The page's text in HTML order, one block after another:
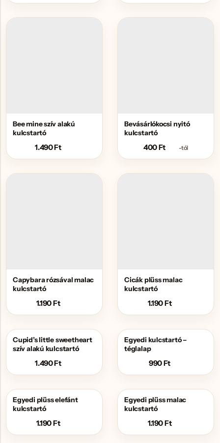
Bee mine szív alakú
kulcstartó
1.490Ft
Bevásárlókocsi nyitó
kulcstartó
400Ft -tól
Capybara rózsával malac
kulcstartó
1.190Ft
Cicák plüss malac
kulcstartó
1.190Ft
Cupid’s little sweetheart
szív alakú kulcstartó
1.490Ft
Egyedi kulcstartó –
téglalap
990Ft
Egyedi plüss elefánt
kulcstartó
1.190Ft
Egyedi plüss malac
kulcstartó
1.190Ft